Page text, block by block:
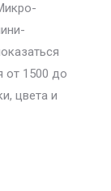
от 1500 до
цвета и